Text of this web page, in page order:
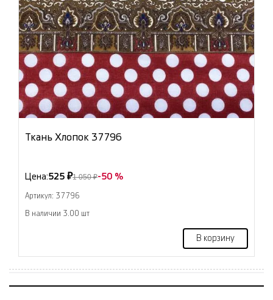
Ткань Хлопок 37796
Цена:525 ₽1 050 ₽-50 %
Артикул: 37796
В наличии 3.00 шт
В корзину